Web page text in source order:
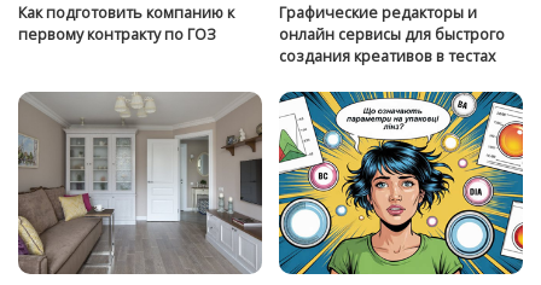
Как подготовить компанию к
первому контракту по ГОЗ
Графические редакторы и
онлайн сервисы для быстрого
создания креативов в тестах